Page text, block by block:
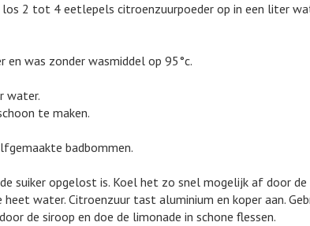
2 tot 4 eetlepels citroenzuurpoeder op in een liter
was zonder wasmiddel op 95°c.
water.
te maken.
badbommen.
suiker opgelost is. Koel het zo snel mogelijk af door
water. Citroenzuur tast aluminium en koper aan.
de siroop en doe de limonade in schone flessen.